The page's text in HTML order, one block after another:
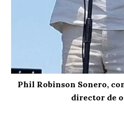
Phil Robinson Sonero,
director de